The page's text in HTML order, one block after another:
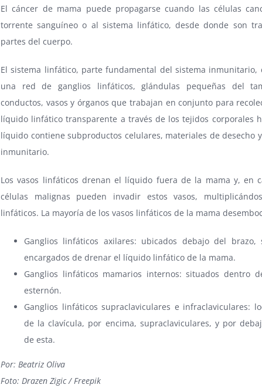
El cáncer de mama puede propagarse cuando las células
torrente sanguíneo o al sistema linfático, desde donde son
partes del cuerpo.
El sistema linfático, parte fundamental del sistema inmunitario,
una red de ganglios linfáticos, glándulas pequeñas del
conductos, vasos y órganos que trabajan en conjunto para
líquido linfático transparente a través de los tejidos corporales
líquido contiene subproductos celulares, materiales de desecho
inmunitario.
Los vasos linfáticos drenan el líquido fuera de la mama y, en
células malignas pueden invadir estos vasos,
linfáticos. La mayoría de los vasos linfáticos de la mama
Ganglios linfáticos axilares: ubicados debajo del brazo,
encargados de drenar el líquido linfático de la mama.
Ganglios linfáticos mamarios internos: situados dentro
esternón.
Ganglios linfáticos supraclaviculares e infraclaviculares:
de la clavícula, por encima, supraclaviculares, y por
de esta.
Por: Beatriz Oliva
Foto: Drazen Zigic / Freepik